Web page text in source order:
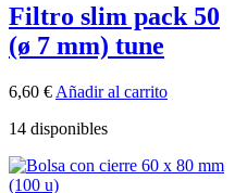
Filtro slim pack 50
(ø 7 mm) tune
6,60 € Añadir al carrito
14 disponibles